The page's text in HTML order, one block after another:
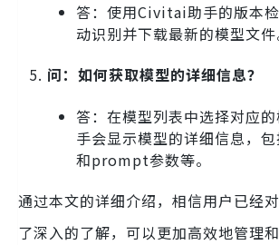
答：使用Civitai助手的版本
动识别并下载最新的模型文件
问：如何获取模型的详细信息？
答：在模型列表中选择对应
手会显示模型的详细信息，
和prompt参数等。
通过本文的详细介绍，相信用户已经
了深入的了解，可以更加高效地管理